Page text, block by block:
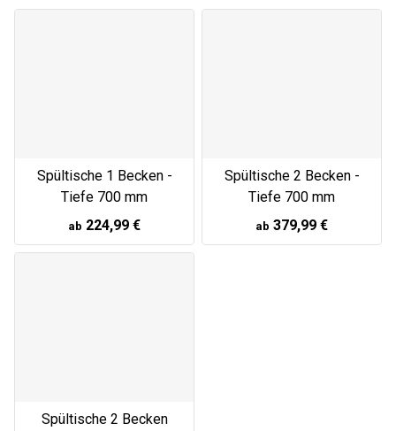
Spültische 1 Becken -
Tiefe 700 mm
ab 224,99 €
Spültische 2 Becken -
Tiefe 700 mm
ab 379,99 €
Spültische 2 Becken